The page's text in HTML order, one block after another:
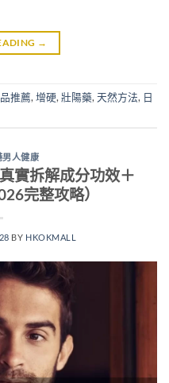
→
推薦,增硬,壯陽藥,天然方法, 日
男人健康
實拆解成分功效＋
完整攻略）
BY HKOKMALL